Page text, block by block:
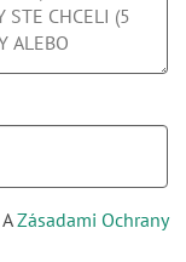
AZásadami Ochrany